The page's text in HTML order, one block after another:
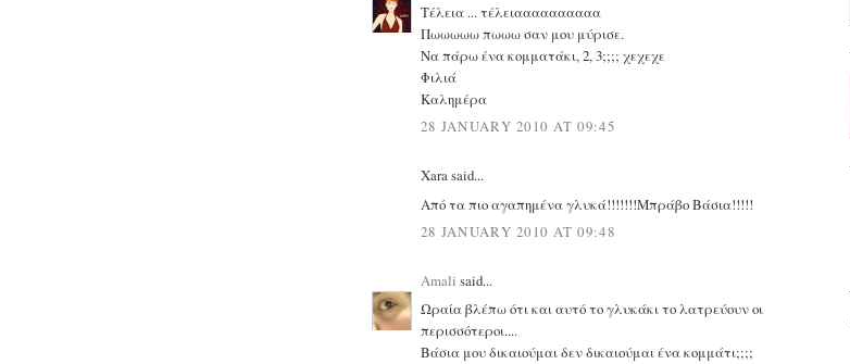
Τέλεια ... τέλειαααααααααα
Πωωωωω πωωω σαν μου μύρισε.
Να πάρω ένα κομματάκι, 2, 3;;;; χεχεχε
Φιλιά
Καλημέρα
28 JANUARY 2010 AT 09:45
Xara said...
Από τα πιο αγαπημένα γλυκά!!!!!!!Μπράβο Βάσια!!!!!
28 JANUARY 2010 AT 09:48
Amali said...
Ωραία βλέπω ότι και αυτό το γλυκάκι το λατρεύουν οι
περισσότεροι....
Βάσια μου δικαιούμαι δεν δικαιούμαι ένα κομμάτι;;;;